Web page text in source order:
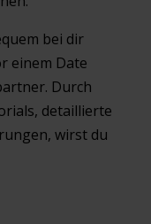
bei dir
einem Date
Durch
detaillierte
wirst du